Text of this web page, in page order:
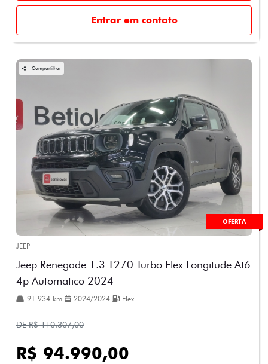
Entrar em contato
OFERTA
Compartilhar
JEEP
Jeep Renegade 1.3 T270 Turbo Flex Longitude At6
4p Automatico 2024
91.934 km 2024/2024 Flex
DE R$ 110.307,00
R$ 94.990,00